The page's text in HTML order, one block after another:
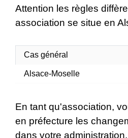
Attention les règles
association se situe en
Cas général
Alsace-Moselle
En tant qu'association,
en préfecture les
dans votre